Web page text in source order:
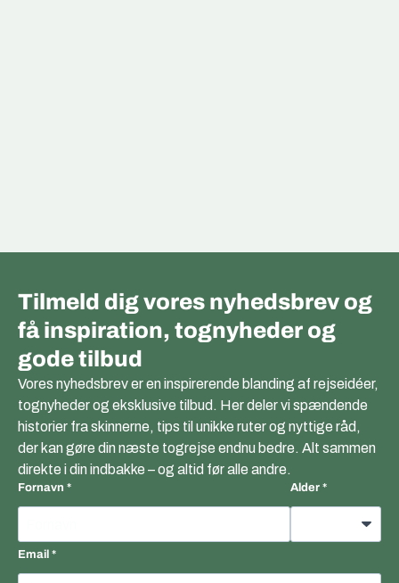
Tilmeld dig vores nyhedsbrev og
få inspiration, tognyheder og
gode tilbud
Vores nyhedsbrev er en inspirerende blanding af rejseidéer,
tognyheder og eksklusive tilbud. Her deler vi spændende
historier fra skinnerne, tips til unikke ruter og nyttige råd,
der kan gøre din næste togrejse endnu bedre. Alt sammen
direkte i din indbakke – og altid før alle andre.
Fornavn Alder
Email